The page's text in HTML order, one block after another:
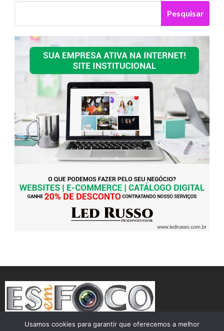
Pesquisar
Usamos cookies para garantir que oferecemos a melhor